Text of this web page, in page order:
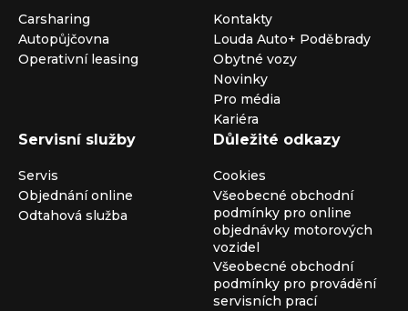
Carsharing
Autopůjčovna
Operativní leasing
Kontakty
Louda Auto+ Poděbrady
Obytné vozy
Novinky
Pro média
Kariéra
Servisní služby
Servis
Objednání online
Odtahová služba
Důležité odkazy
Cookies
Všeobecné obchodní
podmínky pro online
objednávky motorových
vozidel
Všeobecné obchodní
podmínky pro provádění
servisních prací